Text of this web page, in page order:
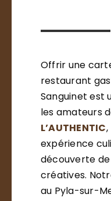
Offrir une
restaurant
Sanguinet est
les amateurs
L’AUTHENTIC
expérience
découverte
créatives.
au Pyla-sur-